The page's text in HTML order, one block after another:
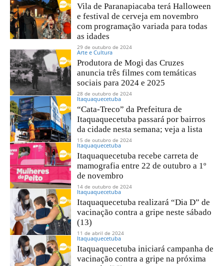
Vila de Paranapiacaba terá Halloween
e festival de cerveja em novembro
com programação variada para todas
as idades
29 de outubro de 2024
Arte e Cultura
Produtora de Mogi das Cruzes
anuncia três filmes com temáticas
sociais para 2024 e 2025
28 de outubro de 2024
Itaquaquecetuba
“Cata-Treco” da Prefeitura de
Itaquaquecetuba passará por bairros
da cidade nesta semana; veja a lista
15 de outubro de 2024
Itaquaquecetuba
Itaquaquecetuba recebe carreta de
mamografia entre 22 de outubro a 1º
de novembro
14 de outubro de 2024
Itaquaquecetuba
Itaquaquecetuba realizará “Dia D” de
vacinação contra a gripe neste sábado
(13)
11 de abril de 2024
Itaquaquecetuba
Itaquaquecetuba iniciará campanha de
vacinação contra a gripe na próxima